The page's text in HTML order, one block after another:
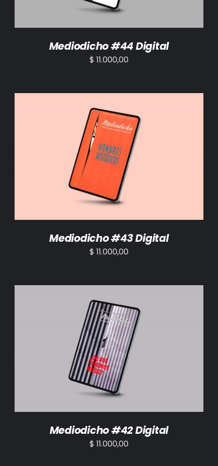
Mediodicho #44 Digital
$ 11.000,00
AÑADIR AL CARRITO /
Mediodicho #43 Digital
$ 11.000,00
AÑADIR AL CARRITO /
Mediodicho #42 Digital
$ 11.000,00